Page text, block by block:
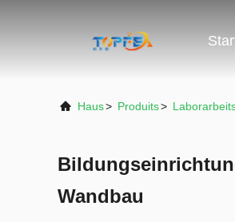
Haus> Produits>
Wandbau